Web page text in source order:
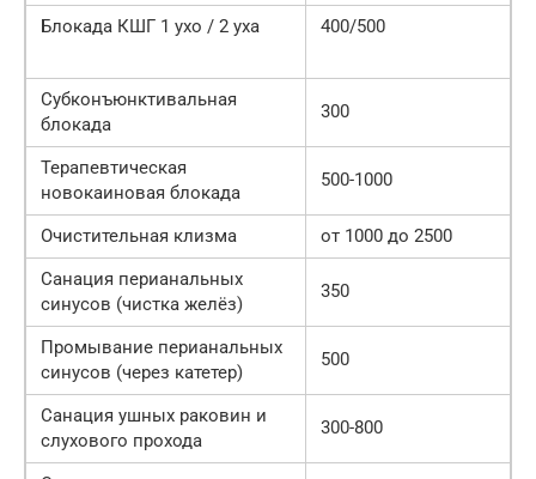
Блокада КШГ 1 ухо / 2 уха 400/500
Субконъюнктивальная
блокада
300
Терапевтическая
новокаиновая блокада
500-1000
Очистительная клизма
от 1000 до 2500
Санация перианальных
синусов (чистка желёз)
350
Промывание перианальных
синусов (через катетер)
500
Санация ушных раковин и
слухового прохода
300-800